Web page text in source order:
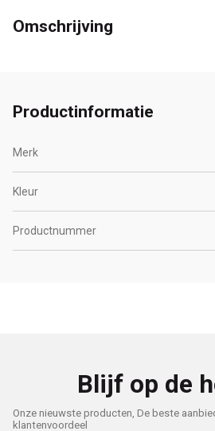
Omschrijving
Productinformatie
Merk
Kleur
Productnummer
Blijf op de
Onze nieuwste producten, De beste
klantenvoordeel